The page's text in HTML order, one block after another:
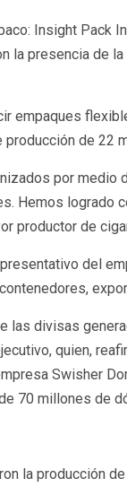
Insight Pack
la presencia de
empaques
de 22
por
Hemos logrado
productor de
del
las divisas
quien,
Swisher
70 millones de
la producción